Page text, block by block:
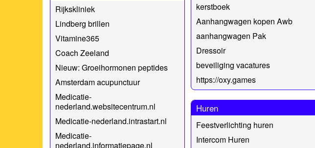
Rijkskliniek
Lindberg brillen
Vitamine365
Coach Zeeland
Nieuw: Groeihormonen peptides
Amsterdam acupunctuur
Medicatie-
nederland.websitecentrum.nl
Medicatie-nederland.intrastart.nl
Medicatie-
nederland.informatiepage.nl
kerstboek
Aanhangwagen kopen Awb
aanhangwagen Pak
Dressoir
beveiliging vacatures
https://oxy.games
Huren
Feestverlichting huren
Intercom Huren